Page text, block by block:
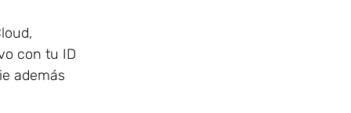
con tu ID
además